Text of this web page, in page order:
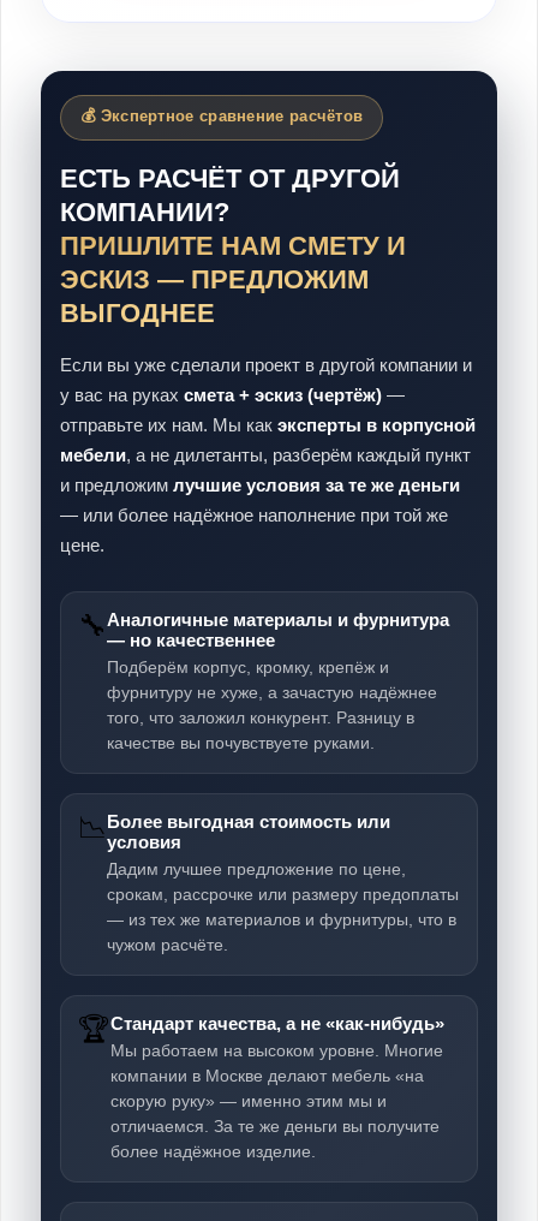
💰 Экспертное сравнение расчётов
ЕСТЬ РАСЧЁТ ОТ ДРУГОЙ
КОМПАНИИ?
ПРИШЛИТЕ НАМ СМЕТУ И
ЭСКИЗ — ПРЕДЛОЖИМ
ВЫГОДНЕЕ
Если вы уже сделали проект в другой компании и
у вас на руках смета + эскиз (чертёж) —
отправьте их нам. Мы как эксперты в корпусной
мебели, а не дилетанты, разберём каждый пункт
и предложим лучшие условия за те же деньги
— или более надёжное наполнение при той же
цене.
🔧Аналогичные материалы и фурнитура
— но качественнее
Подберём корпус, кромку, крепёж и
фурнитуру не хуже, а зачастую надёжнее
того, что заложил конкурент. Разницу в
качестве вы почувствуете руками.
📉Более выгодная стоимость или
условия
Дадим лучшее предложение по цене,
срокам, рассрочке или размеру предоплаты
— из тех же материалов и фурнитуры, что в
чужом расчёте.
🏆Стандарт качества, а не «как-нибудь»
Мы работаем на высоком уровне. Многие
компании в Москве делают мебель «на
скорую руку» — именно этим мы и
отличаемся. За те же деньги вы получите
более надёжное изделие.